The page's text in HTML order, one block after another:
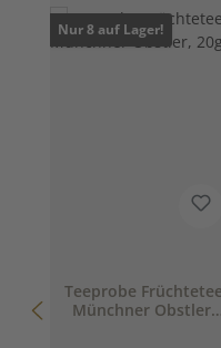
Nur 8 auf Lager!
Teeprobe Früchtetee
Münchner Obstler,